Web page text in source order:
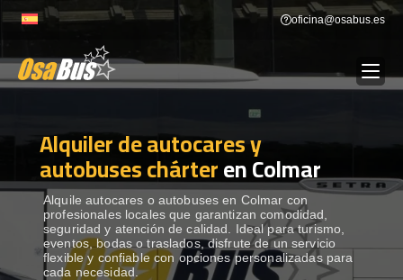
to
oficina@osabus.es
ALQUILER DE AUTOCARES
DESTINOS Show dropdown
RECORRIDAS Show dropdown
Alquiler de autocares y
autobuses chárteren Colmar
Alquile autocares o autobuses en Colmar con
profesionales locales que garantizan comodidad,
seguridad y atención de calidad. Ideal para turismo,
eventos, bodas o traslados, disfrute de un servicio
flexible y confiable con opciones personalizadas para
cada necesidad.